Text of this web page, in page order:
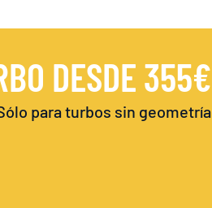
DESDE 355€
para turbos sin geometría